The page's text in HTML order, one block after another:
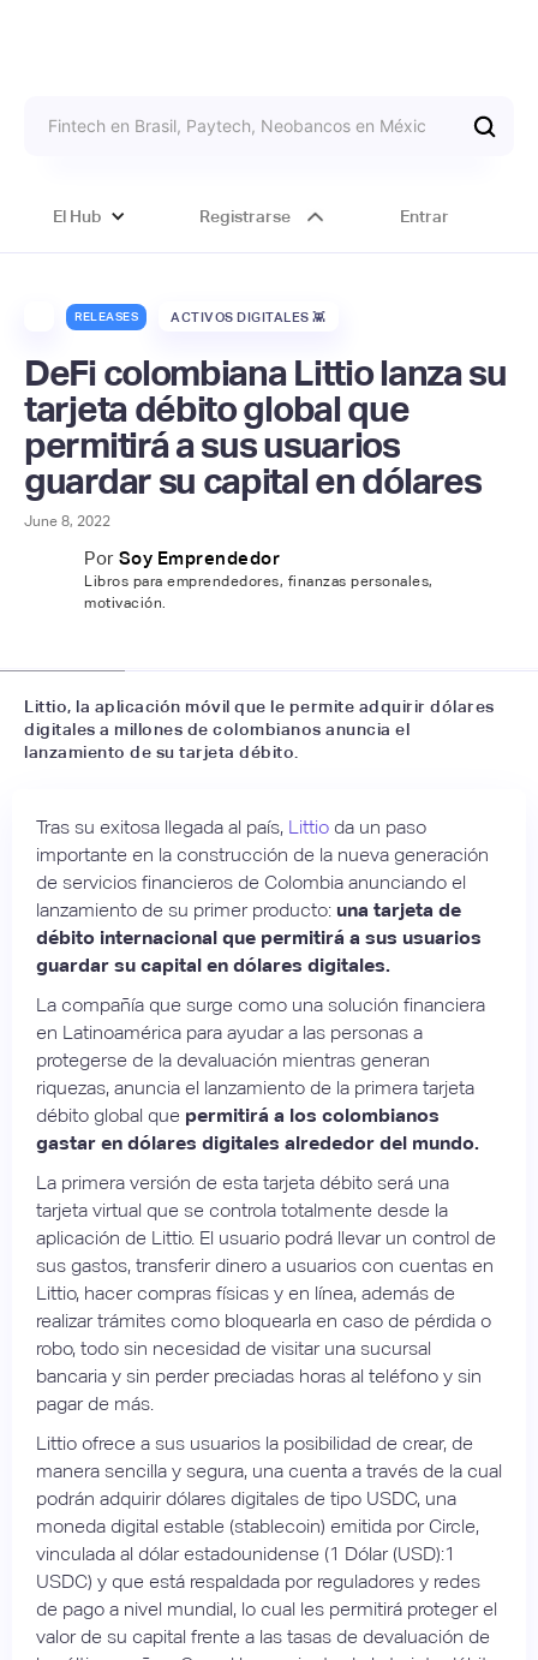
El Hub Registrarse Entrar
RELEASES ACTIVOS DIGITALES 👾
DeFi colombiana Littio lanza su
tarjeta débito global que
permitirá a sus usuarios
guardar su capital en dólares
June 8, 2022
Por Soy Emprendedor
Libros para emprendedores, finanzas personales,
motivación.
Littio, la aplicación móvil que le permite adquirir dólares
digitales a millones de colombianos anuncia el
lanzamiento de su tarjeta débito.
Tras su exitosa llegada al país, Littio da un paso
importante en la construcción de la nueva generación
de servicios financieros de Colombia anunciando el
lanzamiento de su primer producto: una tarjeta de
débito internacional que permitirá a sus usuarios
guardar su capital en dólares digitales.
La compañía que surge como una solución financiera
en Latinoamérica para ayudar a las personas a
protegerse de la devaluación mientras generan
riquezas, anuncia el lanzamiento de la primera tarjeta
débito global que permitirá a los colombianos
gastar en dólares digitales alrededor del mundo.
La primera versión de esta tarjeta débito será una
tarjeta virtual que se controla totalmente desde la
aplicación de Littio. El usuario podrá llevar un control de
sus gastos, transferir dinero a usuarios con cuentas en
Littio, hacer compras físicas y en línea, además de
realizar trámites como bloquearla en caso de pérdida o
robo, todo sin necesidad de visitar una sucursal
bancaria y sin perder preciadas horas al teléfono y sin
pagar de más.
Littio ofrece a sus usuarios la posibilidad de crear, de
manera sencilla y segura, una cuenta a través de la cual
podrán adquirir dólares digitales de tipo USDC, una
moneda digital estable (stablecoin) emitida por Circle,
vinculada al dólar estadounidense (1 Dólar (USD):1
USDC) y que está respaldada por reguladores y redes
de pago a nivel mundial, lo cual les permitirá proteger el
valor de su capital frente a las tasas de devaluación de